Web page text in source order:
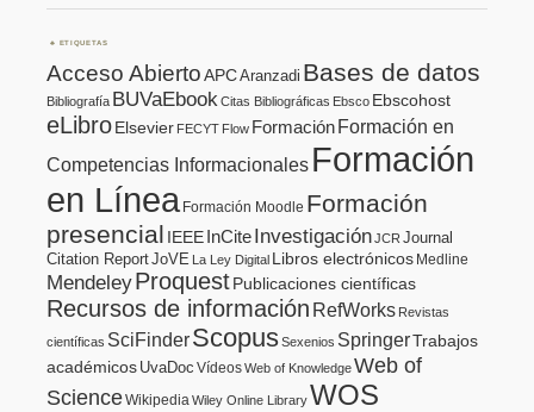
ETIQUETAS
Acceso AbiertoAPCAranzadi Bases de datos
Bibliografía BUVaEbook Citas Bibliográficas Ebsco Ebscohost
eLibroElsevier FECYT Flow FormaciónFormación en
Competencias Informacionales Formación
en Línea Formación Moodle Formación
presencial IEEE InCiteInvestigaciónJCR Journal
Citation ReportJoVE La Ley Digital Libros electrónicos Medline
MendeleyProquestPublicaciones científicas
Recursos de información RefWorks Revistas
científicas SciFinderScopusSexenios SpringerTrabajos
académicos UvaDoc VídeosWeb of KnowledgeWeb of
ScienceWikipedia Wiley Online LibraryWOS